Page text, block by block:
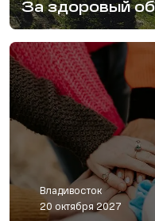
За здоровый
Владивосток
20 октября 2027